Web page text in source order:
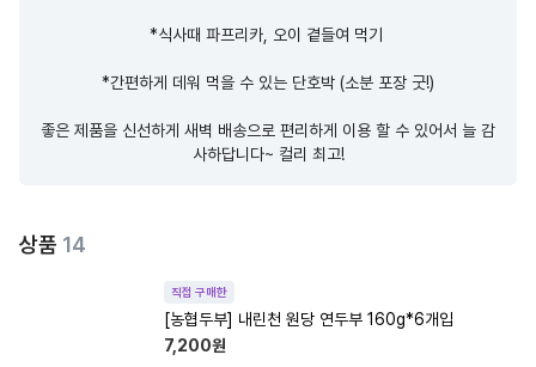
*식사때 파프리카, 오이 곁들여 먹기
*간편하게 데워 먹을 수 있는 단호박 (소분 포장 굿!)
좋은 제품을 신선하게 새벽 배송으로 편리하게 이용 할 수 있어서 늘 감
사하답니다~ 컬리 최고!
상품 14
직접 구매한
[농협두부] 내린천 원당 연두부 160g*6개입
7,200원